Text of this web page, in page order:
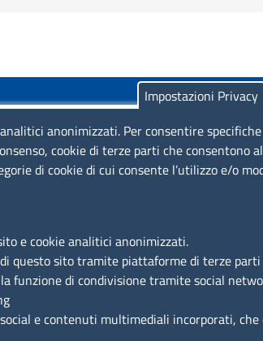
Piazza Sallustio, 21 - 00187 Roma
C.F.: 01484460587
P.Iva: 01000211001
Impostazioni Privacy
anonimizzati. Per consentire
cookie di terze parti che
di cookie di cui consente l’utilizzo e/o
e cookie analitici anonimizzati.
questo sito tramite piattaforme di terze parti
funzione di condivisione tramite social
e contenuti multimediali incorporati,